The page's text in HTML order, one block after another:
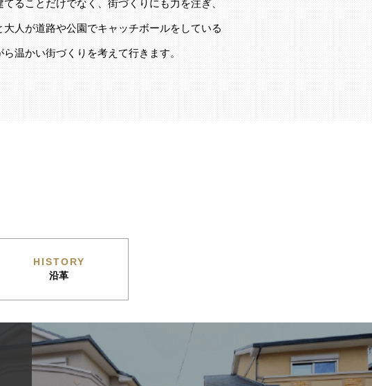
ることだけでなく、街づくりにも力を注ぎ、
大人が道路や公園でキャッチボールをしている
温かい街づくりを考えて行きます。
HISTORY
沿革